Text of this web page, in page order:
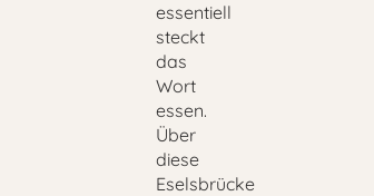
essentiell
steckt
das
Wort
essen.
Über
diese
Eselsbrücke